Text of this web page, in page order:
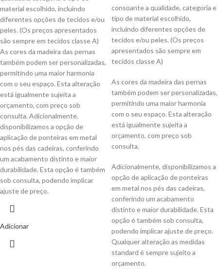
material escolhido, incluindo
diferentes opções de tecidos e/ou
peles. (Os preços apresentados
são sempre em tecidos classe A)
As cores da madeira das pernas
também podem ser personalizadas,
permitindo uma maior harmonia
com o seu espaço. Esta alteração
está igualmente sujeita a
orçamento, com preço sob
consulta. Adicionalmente,
disponibilizamos a opção de
aplicação de ponteiras em metal
nos pés das cadeiras, conferindo
um acabamento distinto e maior
durabilidade. Esta opção é também
sob consulta, podendo implicar
ajuste de preço.
Adicionar
consoante a qualidade, categoria e
tipo de material escolhido,
incluindo diferentes opções de
tecidos e/ou peles. (Os preços
apresentados são sempre em
tecidos classe A)
As cores da madeira das pernas
também podem ser personalizadas,
permitindo uma maior harmonia
com o seu espaço. Esta alteração
está igualmente sujeita a
orçamento, com preço sob
consulta.
Adicionalmente, disponibilizamos a
opção de aplicação de ponteiras
em metal nos pés das cadeiras,
conferindo um acabamento
distinto e maior durabilidade. Esta
opção é também sob consulta,
podendo implicar ajuste de preço.
Qualquer alteração as medidas
standard é sempre sujeito a
orçamento.